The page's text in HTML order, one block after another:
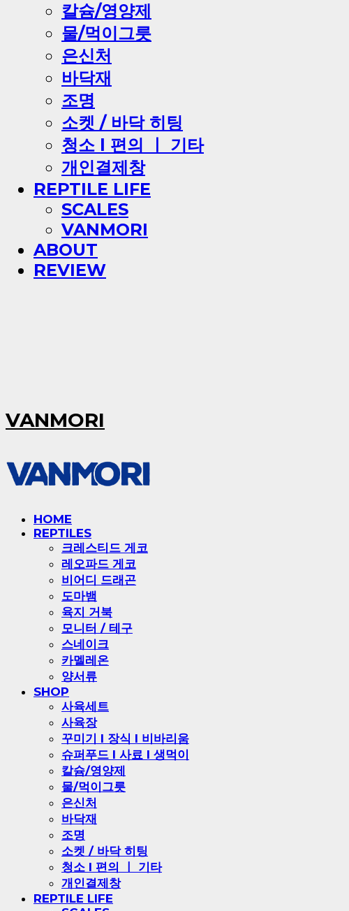
칼슘/영양제
물/먹이그릇
은신처
바닥재
조명
소켓 / 바닥 히팅
청소 l 편의 ㅣ 기타
개인결제창
REPTILE LIFE
SCALES
VANMORI
ABOUT
REVIEW
VANMORI
HOME
REPTILES
크레스티드 게코
레오파드 게코
비어디 드래곤
도마뱀
육지 거북
모니터 / 테구
스네이크
카멜레온
양서류
SHOP
사육세트
사육장
꾸미기 l 장식 l 비바리움
슈퍼푸드 l 사료 l 생먹이
칼슘/영양제
물/먹이그릇
은신처
바닥재
조명
소켓 / 바닥 히팅
청소 l 편의 ㅣ 기타
개인결제창
REPTILE LIFE